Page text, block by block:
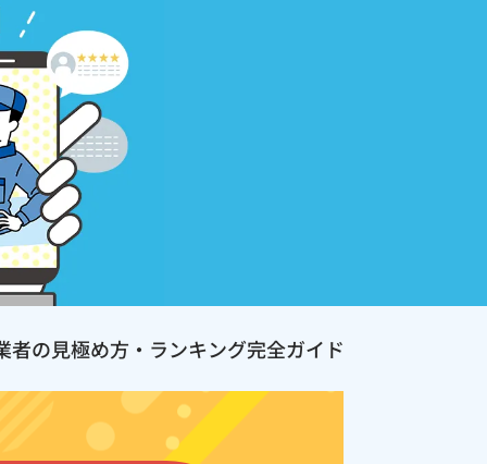
の見極め方・ランキング完全ガイド